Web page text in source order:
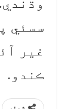
سسئي
غير
ڪندو.